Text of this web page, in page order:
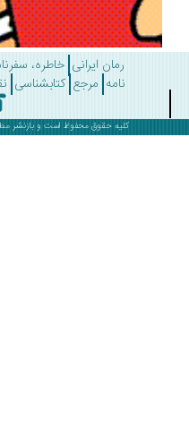
رمان ایرانی خاطره، سفرنامه و
مرجع کتابشناسی نقد
کلیه حقوق محفوظ است و بازنشر مطالب با